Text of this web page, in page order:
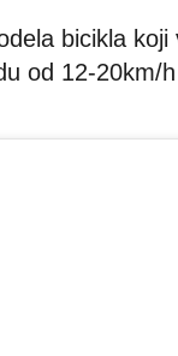
bicikla
od 12-20km/